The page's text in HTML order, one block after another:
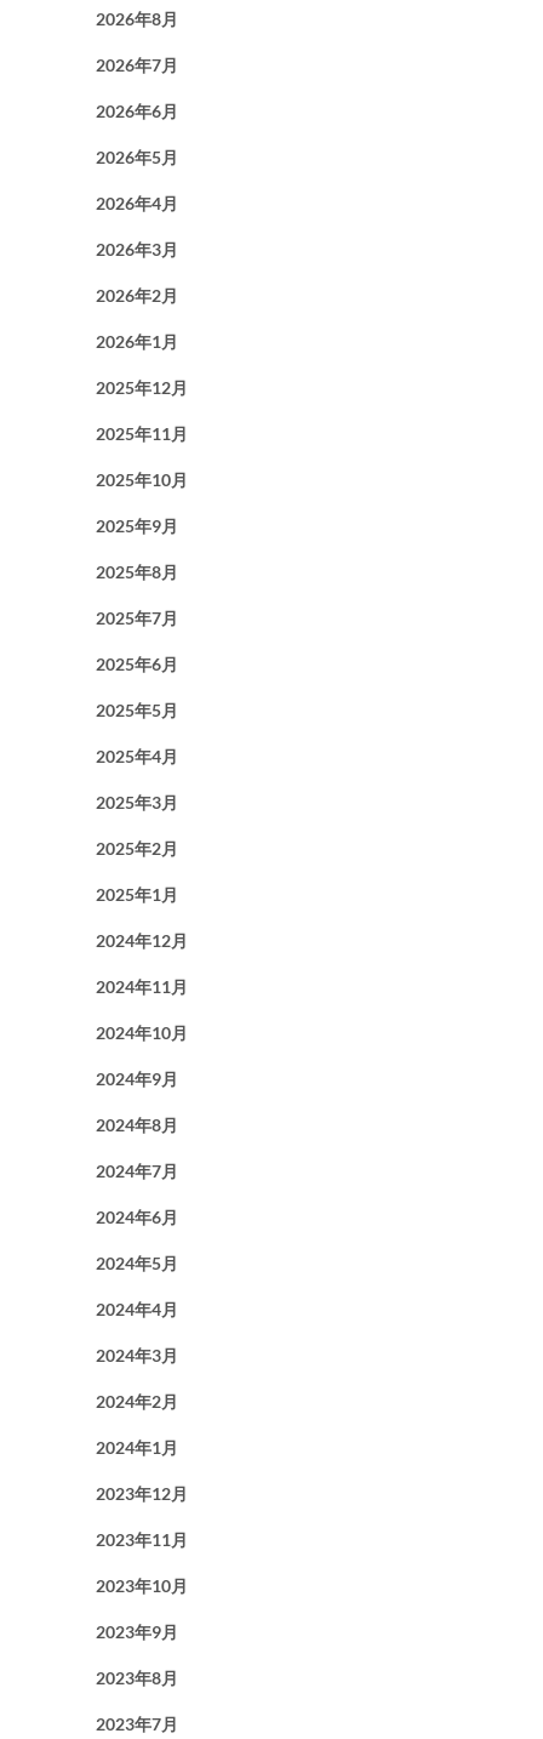
2026年8月
2026年7月
2026年6月
2026年5月
2026年4月
2026年3月
2026年2月
2026年1月
2025年12月
2025年11月
2025年10月
2025年9月
2025年8月
2025年7月
2025年6月
2025年5月
2025年4月
2025年3月
2025年2月
2025年1月
2024年12月
2024年11月
2024年10月
2024年9月
2024年8月
2024年7月
2024年6月
2024年5月
2024年4月
2024年3月
2024年2月
2024年1月
2023年12月
2023年11月
2023年10月
2023年9月
2023年8月
2023年7月